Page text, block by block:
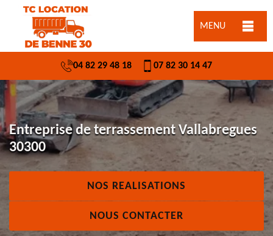
MENU
04 82 29 48 18 07 82 30 14 47
Entreprise de terrassement Vallabregues
30300
NOS REALISATIONS
NOUS CONTACTER